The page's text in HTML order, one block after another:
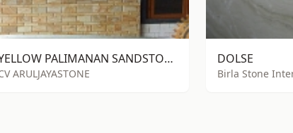
YELLOW PALIMANAN SANDSTONE RTA
ARULJAYASTONE
DOLSE
Birla Stone